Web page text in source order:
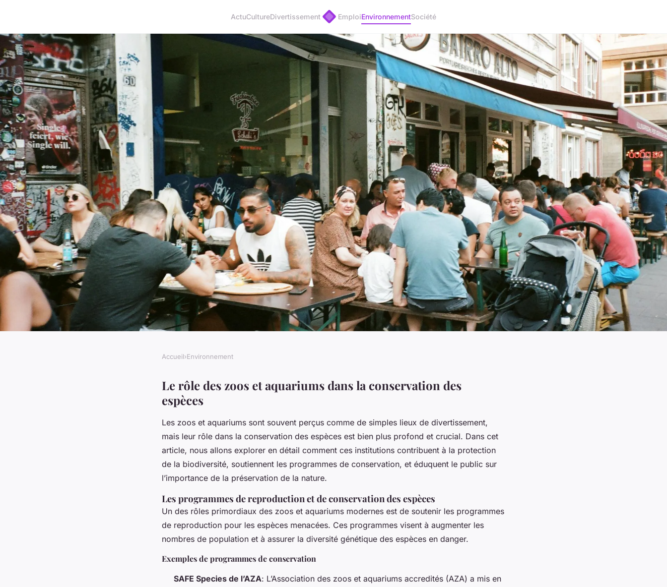
ActuCultureDivertissement EmploiEnvironnementSociété
Le rôle des zoos et aquariums dans la
Accueil›Environnement
Le rôle des zoos et aquariums dans la conservation des
espèces
Les zoos et aquariums sont souvent perçus comme de simples lieux de divertissement,
mais leur rôle dans la conservation des espèces est bien plus profond et crucial. Dans cet
article, nous allons explorer en détail comment ces institutions contribuent à la protection
de la biodiversité, soutiennent les programmes de conservation, et éduquent le public sur
l’importance de la préservation de la nature.
Les programmes de reproduction et de conservation des espèces
Un des rôles primordiaux des zoos et aquariums modernes est de soutenir les programmes
de reproduction pour les espèces menacées. Ces programmes visent à augmenter les
nombres de population et à assurer la diversité génétique des espèces en danger.
Exemples de programmes de conservation
SAFE Species de l’AZA: L’Association des zoos et aquariums accredités (AZA) a mis en